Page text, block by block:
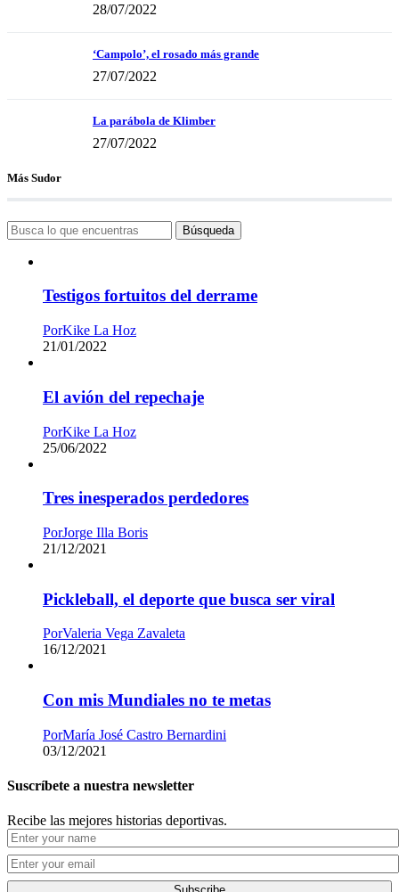
28/07/2022
‘Campolo’, el rosado más grande
27/07/2022
La parábola de Klimber
27/07/2022
Más Sudor
Búsqueda
Testigos fortuitos del derrame
PorKike La Hoz
21/01/2022
El avión del repechaje
PorKike La Hoz
25/06/2022
Tres inesperados perdedores
PorJorge Illa Boris
21/12/2021
Pickleball, el deporte que busca ser viral
PorValeria Vega Zavaleta
16/12/2021
Con mis Mundiales no te metas
PorMaría José Castro Bernardini
03/12/2021
Suscríbete a nuestra newsletter
Recibe las mejores historias deportivas.